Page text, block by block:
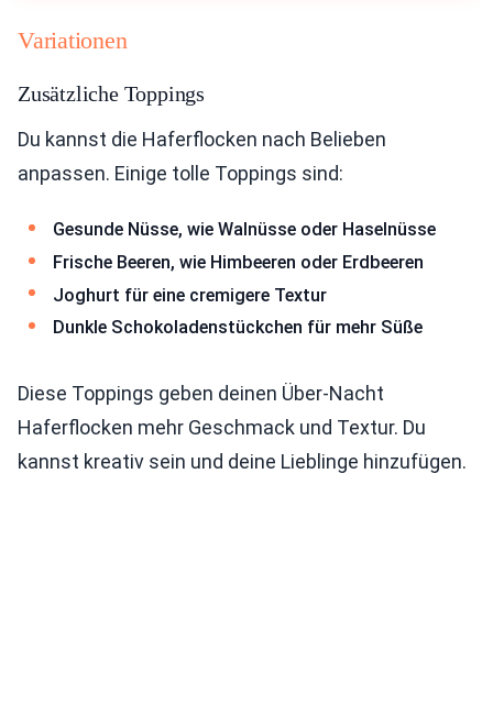
Variationen
Zusätzliche Toppings
Du kannst die Haferflocken nach Belieben
anpassen. Einige tolle Toppings sind:
Gesunde Nüsse, wie Walnüsse oder Haselnüsse
Frische Beeren, wie Himbeeren oder Erdbeeren
Joghurt für eine cremigere Textur
Dunkle Schokoladenstückchen für mehr Süße
Diese Toppings geben deinen Über-Nacht
Haferflocken mehr Geschmack und Textur. Du
kannst kreativ sein und deine Lieblinge hinzufügen.